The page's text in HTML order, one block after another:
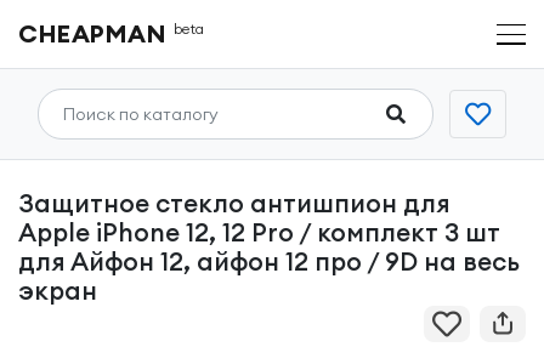
CHEAPMAN beta
Защитное стекло антишпион для
Apple iPhone 12, 12 Pro / комплект 3 шт
для Айфон 12, айфон 12 про / 9D на весь
экран